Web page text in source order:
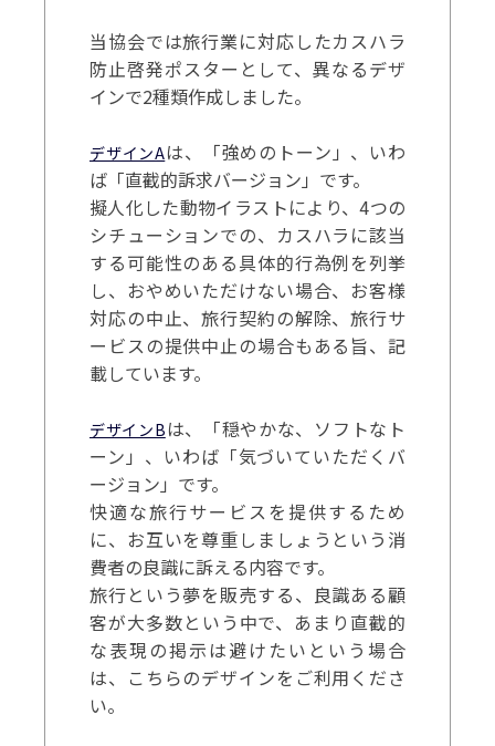
当協会では旅行業に対応したカスハラ
防止啓発ポスターとして、異なるデザ
インで2種類作成しました。
デザインAは、「強めのトーン」、いわ
ば「直截的訴求バージョン」です。
擬人化した動物イラストにより、4つの
シチューションでの、カスハラに該当
する可能性のある具体的行為例を列挙
し、おやめいただけない場合、お客様
対応の中止、旅行契約の解除、旅行サ
ービスの提供中止の場合もある旨、記
載しています。
デザインBは、「穏やかな、ソフトなト
ーン」、いわば「気づいていただくバ
ージョン」です。
快適な旅行サービスを提供するため
に、お互いを尊重しましょうという消
費者の良識に訴える内容です。
旅行という夢を販売する、良識ある顧
客が大多数という中で、あまり直截的
な表現の掲示は避けたいという場合
は、こちらのデザインをご利用くださ
い。